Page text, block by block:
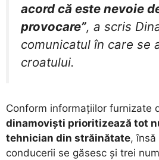
acord că este nevoie
provocare”, a scris
comunicatul în care se
croatului.
​Conform informațiilor furnizate
dinamoviști prioritizează tot
tehnician din străinătate,
conducerii se găsesc și trei